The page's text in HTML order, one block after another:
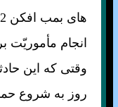
انجام مأموريّت
وقتی که اين
روز به شروع